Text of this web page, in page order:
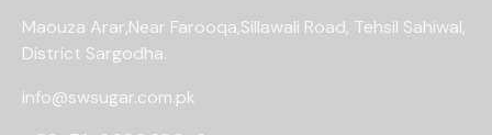
Maouza Arar,Near Farooqa,Sillawali Road, Tehsil Sahiwal,
District Sargodha.
info@swsugar.com.pk